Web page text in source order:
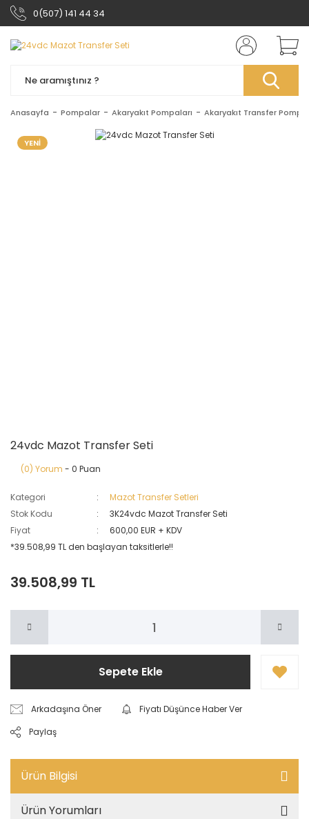
0(507) 141 44 34
Anasayfa Pompalar Akaryakıt Pompaları Akaryakıt Transfer
YENİ
24vdc Mazot Transfer Seti
(0) Yorum - 0 Puan
Kategori
Mazot Transfer Setleri
Stok Kodu
3K24vdc Mazot Transfer Seti
Fiyat
600,00 EUR + KDV
*39.508,99 TL den başlayan taksitlerle!!
39.508,99 TL
Sepete Ekle
Arkadaşına Öner
Fiyatı Düşünce Haber Ver
Paylaş
Ürün Bilgisi
Ürün Yorumları